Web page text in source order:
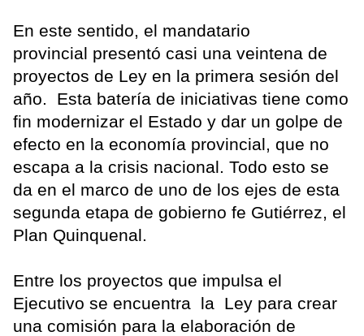
En este sentido, el mandatario
provincial presentó casi una veintena de
proyectos de Ley en la primera sesión del
año. Esta batería de iniciativas tiene como
fin modernizar el Estado y dar un golpe de
efecto en la economía provincial, que no
escapa a la crisis nacional. Todo esto se
da en el marco de uno de los ejes de esta
segunda etapa de gobierno fe Gutiérrez, el
Plan Quinquenal.
Entre los proyectos que impulsa el
Ejecutivo se encuentra la Ley para crear
una comisión para la elaboración de